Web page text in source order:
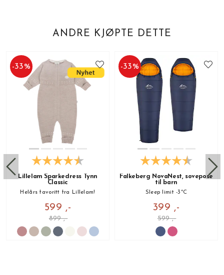
ANDRE KJØPTE DETTE
-33%
Lillelam Sparkedress Tynn
Classic
Helårs favoritt fra Lillelam!
599 ,-
899 ,-
-33%
Falkeberg NovaNest, sovepose
til barn
Sleep limit -3°C
399 ,-
599 ,-